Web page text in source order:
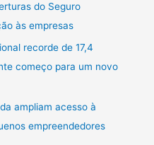
do Seguro
às empresas
recorde de 17,4
começo para um novo
ampliam acesso à
empreendedores